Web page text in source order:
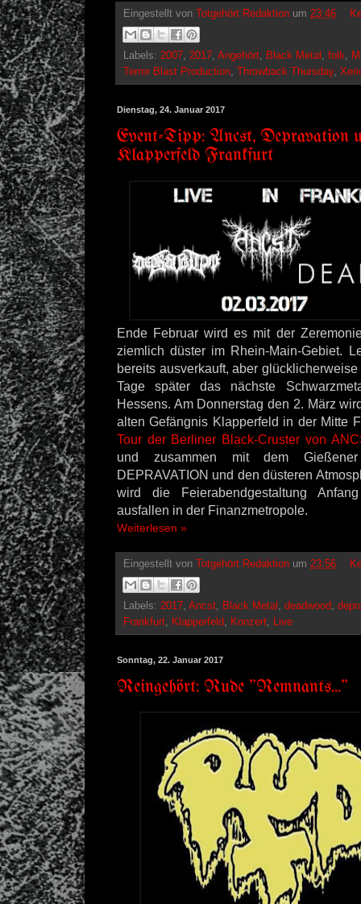
Eingestellt von Totgehört Redaktion um 23:46
Labels: 2007, 2017, Angehört, Black Metal , folk,
Terror Blast Production, Throwback Thursday,
Dienstag, 24. Januar 2017
Event-Tipp: Ancst, Depravation
Klapperfeld Frankfurt
Ende Februar wird es mit der
ziemlich düster im Rhein-Main-Gebiet.
bereits ausverkauft, aber
Tage später das nächste
Hessens. Am Donnerstag den 2. März
alten Gefängnis Klapperfeld in der Mitte
Tour der Berliner Black-Cruster von
und zusammen mit dem Gießener
DEPRAVATION und den düsteren
wird die Feierabendgestaltung
ausfallen in der Finanzmetropole.
Weiterlesen »
Eingestellt von Totgehört Redaktion um 23:56
Labels: 2017, Ancst, Black Metal , deadwood,
Frankfurt, Klapperfeld, Konzert, Live
Sonntag, 22. Januar 2017
Reingehört: Rude "Remnants..."